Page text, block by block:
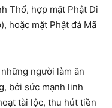
Thổ, hợp mặt Phật Di
hoặc mặt Phật đá Mã
người làm ăn
bởi sức mạnh linh
tài lộc, thu hút tiền